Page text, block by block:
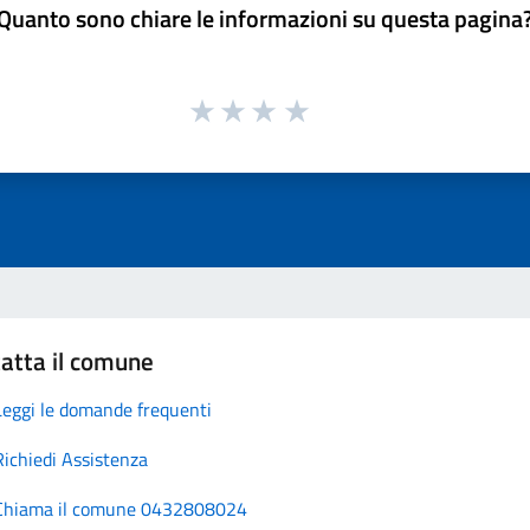
sono chiare le informazioni su questa
il comune
le domande frequenti
Assistenza
il comune 0432808024